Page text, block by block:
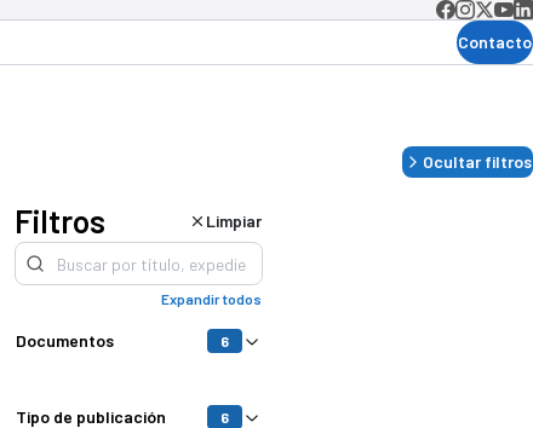
Contacto
Ocultar filtros
Filtros Limpiar
Expandir todos
Documentos 6
Tipo de publicación 6